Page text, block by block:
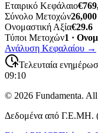
Εταιρικό Κεφάλαιο
Σύνολο Μετοχών26,000
Ονομαστική Αξία€29.6
Τύποι Μετοχών1 ·
Ανάλυση Κεφαλαίου →
Τελευταία
09:10
© 2026 Fundamenta.
Δεδομένα από Γ.Ε.ΜΗ.